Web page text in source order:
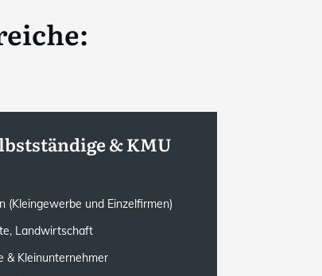
& KMU
und Einzelfirmen)
Landwirtschaft
& Kleinunternehmer